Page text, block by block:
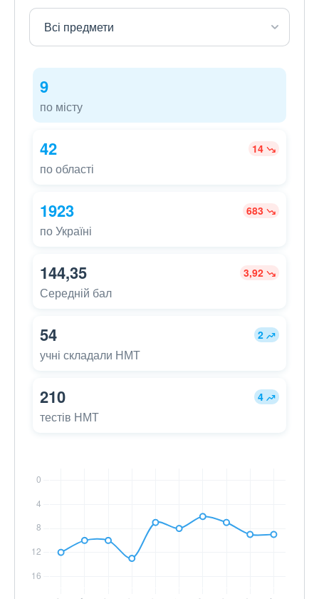
9
по місту
42 14
по області
1923 683
по Україні
144,35 3,92
Середній бал
54 2
учні складали НМТ
210 4
тестів НМТ